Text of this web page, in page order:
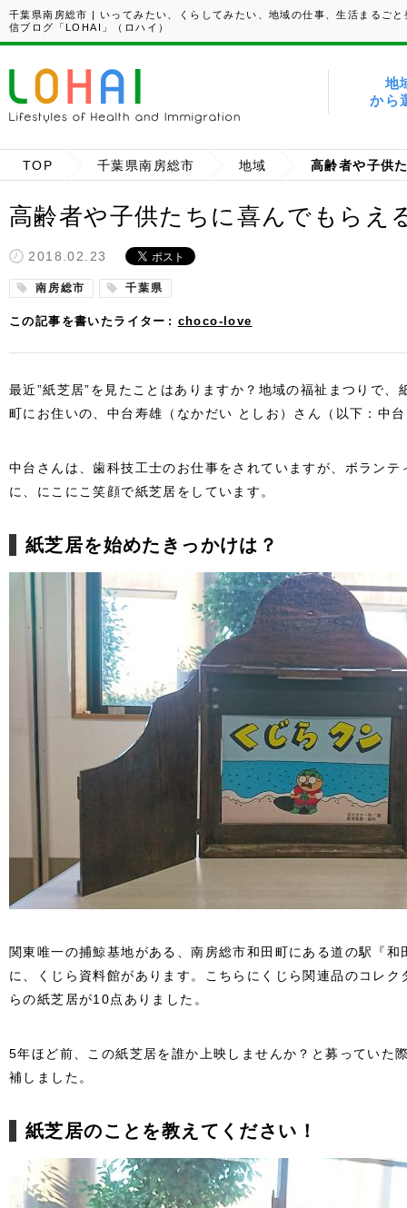
千葉県南房総市 | いってみたい、くらしてみたい、地域の仕事、生活まるごと
信ブログ「LOHAI」（ロハイ）
地
から
TOP 千葉県南房総市 地域
高齢者や子供たちに喜んでもらえ
2018.02.23
南房総市 千葉県
この記事を書いたライター choco-love
最近”紙芝居”を見たことはありますか？地域の福祉まつりで
町にお住いの、中台寿雄（なかだい としお）さん（以下：中
中台さんは、歯科技工士のお仕事をされていますが、ボラン
に、にこにこ笑顔で紙芝居をしています。
紙芝居を始めたきっかけは？
関東唯一の捕鯨基地がある、南房総市和田町にある道の駅『
に、くじら資料館があります。こちらにくじら関連品のコレ
らの紙芝居が10点ありました。
5年ほど前、この紙芝居を誰か上映しませんか？と募っていた
補しました。
紙芝居のことを教えてください！